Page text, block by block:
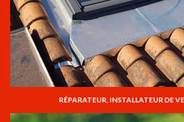
RÉPARATEUR, INSTALLATEUR DE